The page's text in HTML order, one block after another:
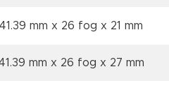
41.39 mm x 26 fog x 21 mm
mm x 26 fog x 27 mm